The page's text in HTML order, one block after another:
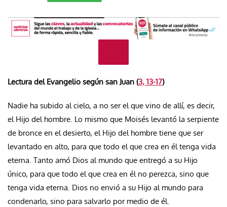
Lectura del Evangelio según san Juan (3, 13-17)
Nadie ha subido al cielo, a no ser el que vino de allí, es decir,
el Hijo del hombre. Lo mismo que Moisés levantó la serpiente
de bronce en el desierto, el Hijo del hombre tiene que ser
levantado en alto, para que todo el que crea en él tenga vida
eterna. Tanto amó Dios al mundo que entregó a su Hijo
único, para que todo el que crea en él no perezca, sino que
tenga vida eterna. Dios no envió a su Hijo al mundo para
condenarlo, sino para salvarlo por medio de él.